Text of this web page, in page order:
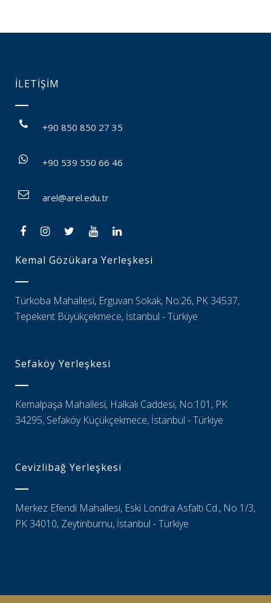
İLETİŞİM
+90 850 850 27 35
+90 539 550 66 46
arel@arel.edu.tr
Kemal Gözükara Yerleşkesi
Türkoba Mahallesi, Erguvan Sokak, No:26, PK 34537,
Tepekent Büyükçekmece, İstanbul - Türkiye
Sefaköy Yerleşkesi
Kemalpaşa Mahallesi, Halkalı Caddesi, No:101, PK
34295, Sefaköy Küçükçekmece, İstanbul - Türkiye
Cevizlibağ Yerleşkesi
Merkez Efendi Mahallesi, Eski Londra Asfaltı Cd., No 1/3,
PK 34010, Zeytinburnu, İstanbul - Türkiye